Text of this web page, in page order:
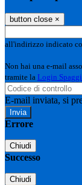
button close ×
all'indirizzo indicato
Non hai una e-mail
tramite la Login
E-mail inviata, si
Errore
Chiudi
Successo
Chiudi